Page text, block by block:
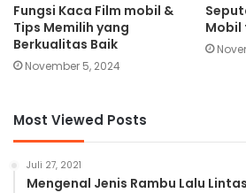
Fungsi Kaca Film mobil &
Tips Memilih yang
Berkualitas Baik
November 5, 2024
Mobil
Most Viewed Posts
Juli 27, 2021
Mengenal Jenis Rambu Lalu